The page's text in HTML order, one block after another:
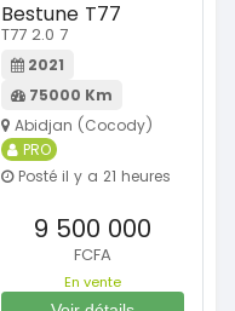
Bestune T77
T77 2.0 7
2021
75000 Km
Abidjan (Cocody)
PRO
Posté il y a 21 heures
9 500 000
FCFA
En vente